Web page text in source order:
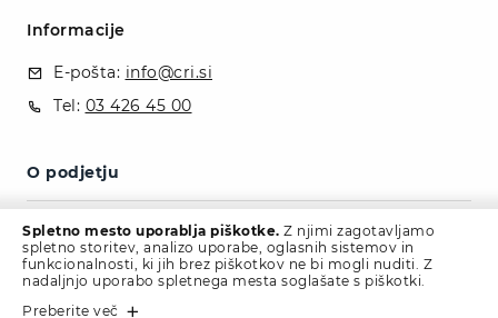
Informacije
E-pošta: info@cri.si
Tel: 03 426 45 00
O podjetju
Politika zasebnosti
Kontakt
Blog
Spletno mesto uporablja piškotke. Z njimi zagotavljamo
spletno storitev, analizo uporabe, oglasnih sistemov in
funkcionalnosti, ki jih brez piškotkov ne bi mogli nuditi. Z
nadaljnjo uporabo spletnega mesta soglašate s piškotki.
Preberite več